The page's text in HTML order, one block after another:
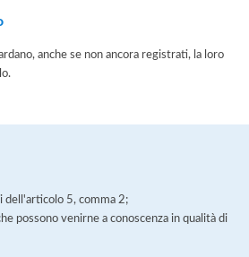
anche se non ancora registrati, la loro
dell'articolo 5, comma 2;
possono venirne a conoscenza in qualità di